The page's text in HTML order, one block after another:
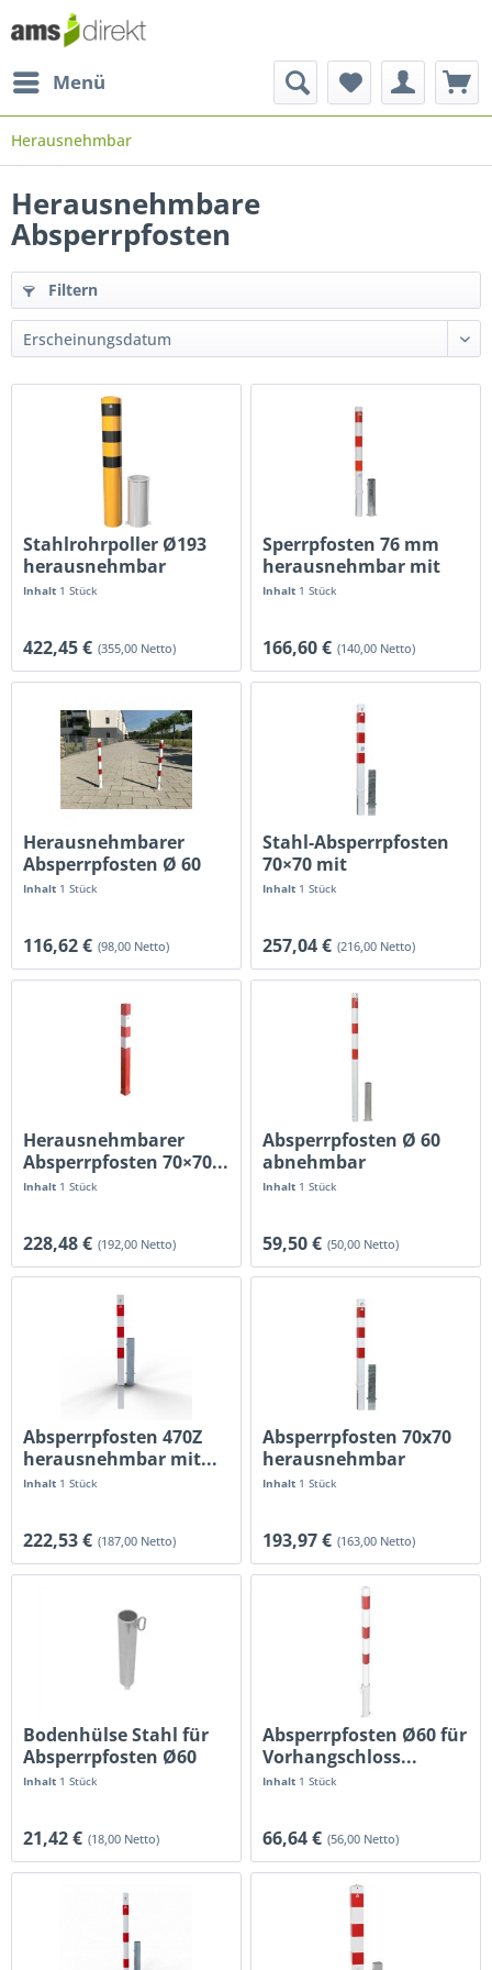
Menü
Herausnehmbar
Herausnehmbare
Absperrpfosten
Filtern
Stahlrohrpoller Ø193
herausnehmbar
Inhalt 1 Stück
422,45 € (355,00 Netto)
Sperrpfosten 76 mm
herausnehmbar mit
Dreikant
Inhalt 1 Stück
166,60 € (140,00 Netto)
Herausnehmbarer
Absperrpfosten Ø 60
mm mit...
Inhalt 1 Stück
116,62 € (98,00 Netto)
Stahl-Absperrpfosten
70×70 mit
Profilzylinder &...
Inhalt 1 Stück
257,04 € (216,00 Netto)
Herausnehmbarer
Absperrpfosten 70×70...
Inhalt 1 Stück
228,48 € (192,00 Netto)
Absperrpfosten Ø 60
abnehmbar
Inhalt 1 Stück
59,50 € (50,00 Netto)
Absperrpfosten 470Z
herausnehmbar mit...
Inhalt 1 Stück
222,53 € (187,00 Netto)
Absperrpfosten 70x70
herausnehmbar
Dreikant oben
Inhalt 1 Stück
193,97 € (163,00 Netto)
Bodenhülse Stahl für
Absperrpfosten Ø60
Serie 460V
Inhalt 1 Stück
21,42 € (18,00 Netto)
Absperrpfosten Ø60 für
Vorhangschloss...
Inhalt 1 Stück
66,64 € (56,00 Netto)